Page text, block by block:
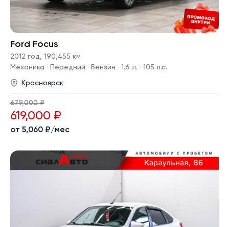
Ford Focus
2012 год, 190,455 км
Механика · Передний · Бензин · 1.6 л. · 105 л.с.
Красноярск
679,000 ₽
619,000 ₽
от 5,060 ₽/мес